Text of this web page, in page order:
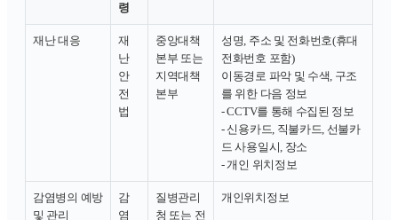
령
재난 대응
재
난
안
전
법
중앙대책
본부 또는
지역대책
본부
성명, 주소 및 전화번호(휴대
전화번호 포함)
이동경로 파악 및 수색, 구조
를 위한 다음 정보
- CCTV를 통해 수집된 정보
- 신용카드, 직불카드, 선불카
드 사용일시, 장소
- 개인 위치정보
감염병의 예방
및 관리
감
염
질병관리
청 또는 전
개인위치정보